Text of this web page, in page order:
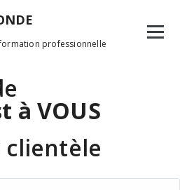
professionnelle
à VOUS